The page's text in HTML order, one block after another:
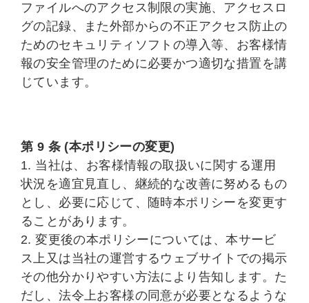
ファイルへのアクセス制限の実施、アクセスロ
グの記録、また外部からの不正アクセス防止の
ためのセキュリティソフトの導入等、お客様情
報の安全管理のために必要かつ適切な措置を講
じています。
第 9 条 (本ポリシーの変更)
1. 当社は、お客様情報の取扱いに関する運用
状況を適宜見直し、継続的な改善に努めるもの
とし、必要に応じて、随時本ポリシーを変更す
ることがあります。
2. 変更後の本ポリシーについては、本サービ
ス上又は当社の運営するウェブサイトでの掲示
その他分かりやすい方法により告知します。た
だし、法令上お客様の同意が必要となるような